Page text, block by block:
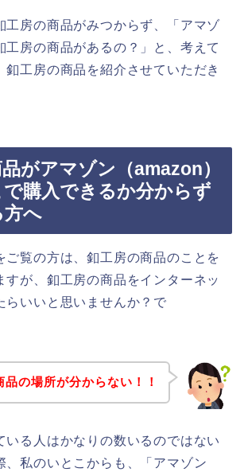
工房の商品がみつからず、「アマゾ
工房の商品があるの？」と、考えて
釦工房の商品を紹介させていただき
がアマゾン（amazon）
購入できるか分からず
方へ
ご覧の方は、釦工房の商品のことを
すが、釦工房の商品をインターネッ
らいいと思いませんか？で
品の場所が分からない！！
いる人はかなりの数いるのではない
、私のいとこからも、「アマゾン